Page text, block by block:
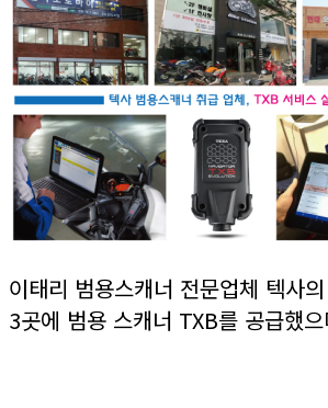
이태리 범용스캐너 전문업체 텍사
3곳에 범용 스캐너 TXB를 공급했